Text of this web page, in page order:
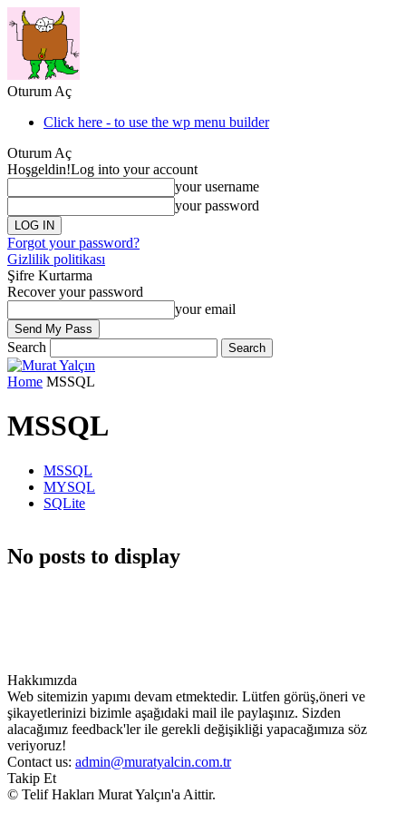
Oturum Aç
Click here - to use the wp menu builder
Oturum Aç
Hoşgeldin!Log into your account
your username
your password
Forgot your password?
Gizlilik politikası
Şifre Kurtarma
Recover your password
your email
Search
Home MSSQL
MSSQL
MSSQL
MYSQL
SQLite
No posts to display
Hakkımızda
Web sitemizin yapımı devam etmektedir. Lütfen görüş,öneri ve
şikayetlerinizi bizimle aşağıdaki mail ile paylaşınız. Sizden
alacağımız feedback'ler ile gerekli değişikliği yapacağımıza söz
veriyoruz!
Contact us: admin@muratyalcin.com.tr
Takip Et
© Telif Hakları Murat Yalçın'a Aittir.